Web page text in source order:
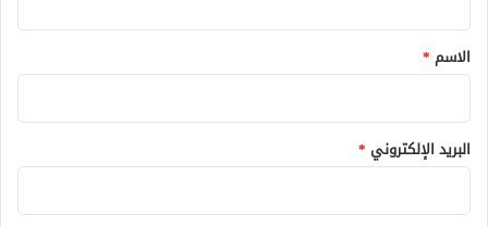
*
الاسم *
البريد الإلكتروني *